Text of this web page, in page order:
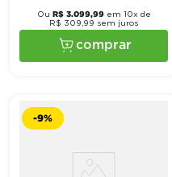
Ou R$ 3.099,99em 10x de
R$ 309 99 sem juros
comprar
-9%